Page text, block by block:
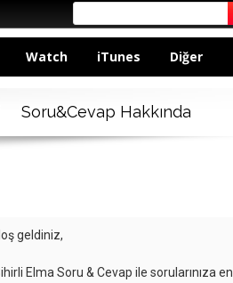
Watch iTunes Diğer
Soru&Cevap Hakkında
geldiniz,
Elma Soru & Cevap ile sorularınıza en